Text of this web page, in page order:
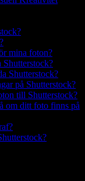
mina foton?
Shutterstock?
Shutterstock?
på Shutterstock?
till Shutterstock?
om ditt foto finns på